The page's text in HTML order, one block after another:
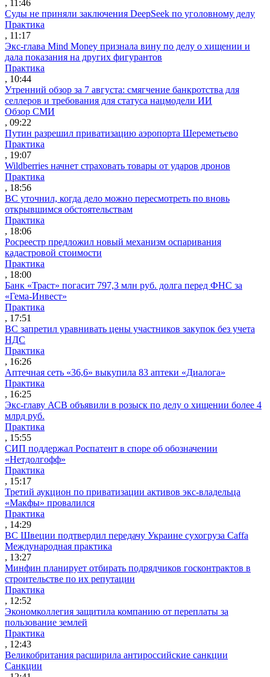
, 11:46
Суды не приняли заключения DeepSeek по уголовному делу
Практика
, 11:17
Экс-глава Mind Money признала вину по делу о хищении и
дала показания на других фигурантов
Практика
, 10:44
Утренний обзор за 7 августа: смягчение банкротства для
селлеров и требования для статуса нацмодели ИИ
Обзор СМИ
, 09:22
Путин разрешил приватизацию аэропорта Шереметьево
Практика
, 19:07
Wildberries начнет страховать товары от ударов дронов
Практика
, 18:56
ВС уточнил, когда дело можно пересмотреть по вновь
открывшимся обстоятельствам
Практика
, 18:06
Росреестр предложил новый механизм оспаривания
кадастровой стоимости
Практика
, 18:00
Банк «Траст» погасит 797,3 млн руб. долга перед ФНС за
«Гема-Инвест»
Практика
, 17:51
ВС запретил уравнивать цены участников закупок без учета
НДС
Практика
, 16:26
Аптечная сеть «36,6» выкупила 83 аптеки «Диалога»
Практика
, 16:25
Экс-главу АСВ объявили в розыск по делу о хищении более 4
млрд руб.
Практика
, 15:55
СИП поддержал Роспатент в споре об обозначении
«Нетдолгофф»
Практика
, 15:17
Третий аукцион по приватизации активов экс-владельца
«Макфы» провалился
Практика
, 14:29
ВС Швеции подтвердил передачу Украине сухогруза Caffa
Международная практика
, 13:27
Минфин планирует отбирать подрядчиков госконтрактов в
строительстве по их репутации
Практика
, 12:52
Экономколлегия защитила компанию от переплаты за
пользование землей
Практика
, 12:43
Великобритания расширила антироссийские санкции
Санкции